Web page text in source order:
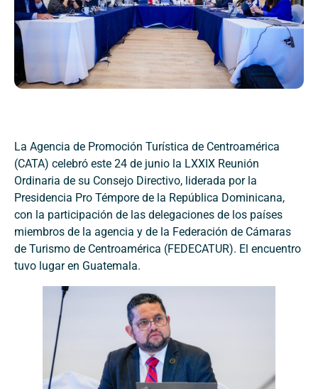
La Agencia de Promoción Turística de Centroamérica
(CATA) celebró este 24 de junio la LXXIX Reunión
Ordinaria de su Consejo Directivo, liderada por la
Presidencia Pro Témpore de la República Dominicana,
con la participación de las delegaciones de los países
miembros de la agencia y de la Federación de Cámaras
de Turismo de Centroamérica (FEDECATUR). El encuentro
tuvo lugar en Guatemala.